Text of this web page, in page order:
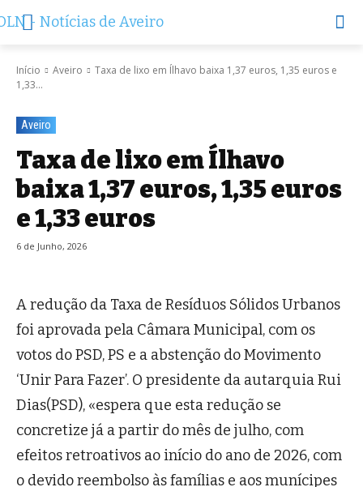
Início Aveiro
Taxa de lixo em Ílhavo baixa 1,37 euros, 1,35 euros e
1,33...
Aveiro
Taxa de lixo em Ílhavo
baixa 1,37 euros, 1,35 euros
e 1,33 euros
6 de Junho, 2026
A redução da Taxa de Resíduos Sólidos Urbanos
foi aprovada pela Câmara Municipal, com os
votos do PSD, PS e a abstenção do Movimento
‘Unir Para Fazer’. O presidente da autarquia Rui
Dias(PSD), «espera que esta redução se
concretize já a partir do mês de julho, com
efeitos retroativos ao início do ano de 2026, com
o devido reembolso às famílias e aos munícipes